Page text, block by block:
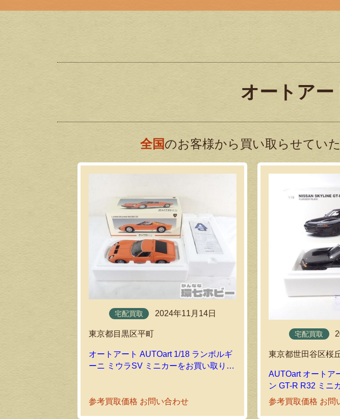
オートアー
全国のお客様から買い取らせてい
宅配買取 2024年11月14日
東京都目黒区平町
オートアート AUTOart 1/18 ランボルギ
ーニ ミウラSV ミニカーをお買い取りい
参考買取価格 お問い合わせ
宅配買取
東京都世田谷区桜
AUTOart オートア
ン GT-R R32 ミニ
しました｜環七ホ
参考買取価格 お問